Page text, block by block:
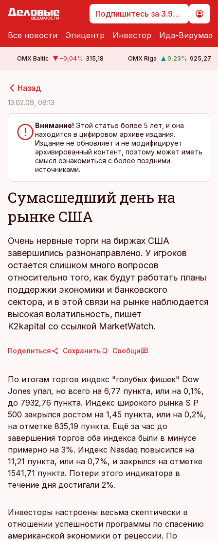
Подпишитесь за 3.99 €
Все новости Эпицентр Инвестор Ида-Вирумаа
OMX Baltic −0,04% 315,18 OMX Riga 0,23% 925,27
Назад
13.02.09, 08:13
Внимание! Этой статье более 5 лет, и она
находится в цифировом архиве издания.
Издание не обновляет и не модифицирует
архивированный контент, поэтому может иметь
смысл ознакомиться с более поздними
источниками.
Сумасшедший день на
рынке США
Очень нервные торги на биржах США
завершились разнонаправлено. У игроков
остается слишком много вопросов
относительно того, как будут работать планы
поддержки экономики и банковского
сектора, и в этой связи на рынке наблюдается
высокая волатильность, пишет
K2kapital со ссылкой MarketWatch.
Поделиться Сохранить Сообщи
По итогам торгов индекс "голубых фишек" Dow
Jones упал, но всего на 6,77 пункта, или на 0,1%,
до 7932,76 пункта. Индекс широкого рынка S P
500 закрылся ростом на 1,45 пункта, или на 0,2%,
на отметке 835,19 пункта. Ещё за час до
завершения торгов оба индекса были в минусе
примерно на 3%. Индекс Nasdaq повысился на
11,21 пункта, или на 0,7%, и закрылся на отметке
1541,71 пункта. Потери этого индикатора в
течение дня достигали 2%.
Инвесторы настроены весьма скептически в
отношении успешности программы по спасению
американской экономики от рецессии. По